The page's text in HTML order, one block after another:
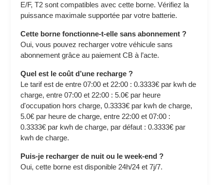
E/F, T2 sont compatibles avec cette borne. Vérifiez la
puissance maximale supportée par votre batterie.
Cette borne fonctionne-t-elle sans abonnement ?
Oui, vous pouvez recharger votre véhicule sans
abonnement grâce au paiement CB à l’acte.
Quel est le coût d’une recharge ?
Le tarif est de entre 07:00 et 22:00 : 0.3333€ par kwh de
charge, entre 07:00 et 22:00 : 5.0€ par heure
d'occupation hors charge, 0.3333€ par kwh de charge,
5.0€ par heure de charge, entre 22:00 et 07:00 :
0.3333€ par kwh de charge, par défaut : 0.3333€ par
kwh de charge.
Puis-je recharger de nuit ou le week-end ?
Oui, cette borne est disponible 24h/24 et 7j/7.